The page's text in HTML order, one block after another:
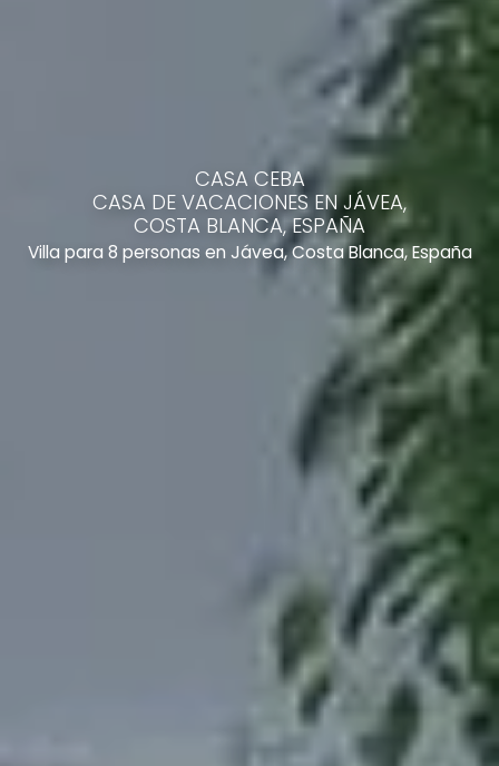
CASA CEBA
CASA DE VACACIONES EN JÁVEA,
COSTA BLANCA, ESPAÑA
Villa para 8 personas en Jávea, Costa Blanca, España